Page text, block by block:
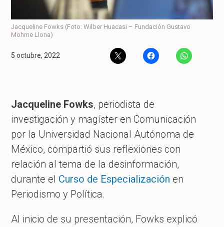
Jacqueline Fowks (Foto: Wilber Huacasi – Fundación Gustavo
Mohme Llona)
5 octubre, 2022
Jacqueline Fowks, periodista de
investigación y magíster en Comunicación
por la Universidad Nacional Autónoma de
México, compartió sus reflexiones con
relación al tema de la desinformación,
durante el Curso de Especialización en
Periodismo y Política.
Al inicio de su presentación, Fowks explicó